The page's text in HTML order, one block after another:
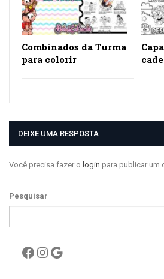
Combinados da Turma
para colorir
DEIXE UMA RESPOSTA
Você precisa fazer o login para publicar um
Pesquisar
Facebook
Instagram
Google